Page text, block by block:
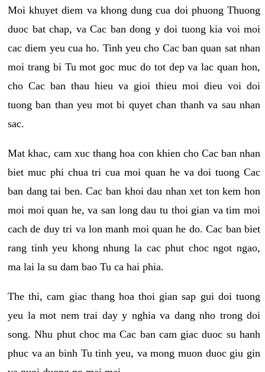
Moi khuyet diem va khong dung cua doi phuong Thuong
duoc bat chap, va Cac ban dong y doi tuong kia voi moi
cac diem yeu cua ho. Tinh yeu cho Cac ban quan sat nhan
moi trang bi Tu mot goc muc do tot dep va lac quan hon,
cho Cac ban thau hieu va gioi thieu moi dieu voi doi
tuong ban than yeu mot bi quyet chan thanh va sau nhan
sac.
Mat khac, cam xuc thang hoa con khien cho Cac ban nhan
biet muc phi chua tri cua moi quan he va doi tuong Cac
ban dang tai ben. Cac ban khoi dau nhan xet ton kem hon
moi moi quan he, va san long dau tu thoi gian va tim moi
cach de duy tri va lon manh moi quan he do. Cac ban biet
rang tinh yeu khong nhung la cac phut choc ngot ngao,
ma lai la su dam bao Tu ca hai phia.
The thi, cam giac thang hoa thoi gian sap gui doi tuong
yeu la mot nem trai day y nghia va dang nho trong doi
song. Nhu phut choc ma Cac ban cam giac duoc su hanh
phuc va an binh Tu tinh yeu, va mong muon duoc giu gin